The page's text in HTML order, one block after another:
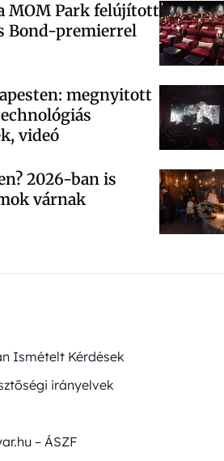
MOM Park felújított
Bond-premierrel
megnyitott
videó
2026-ban is
várnak
Ismételt Kérdések
irányelvek
– ÁSZF